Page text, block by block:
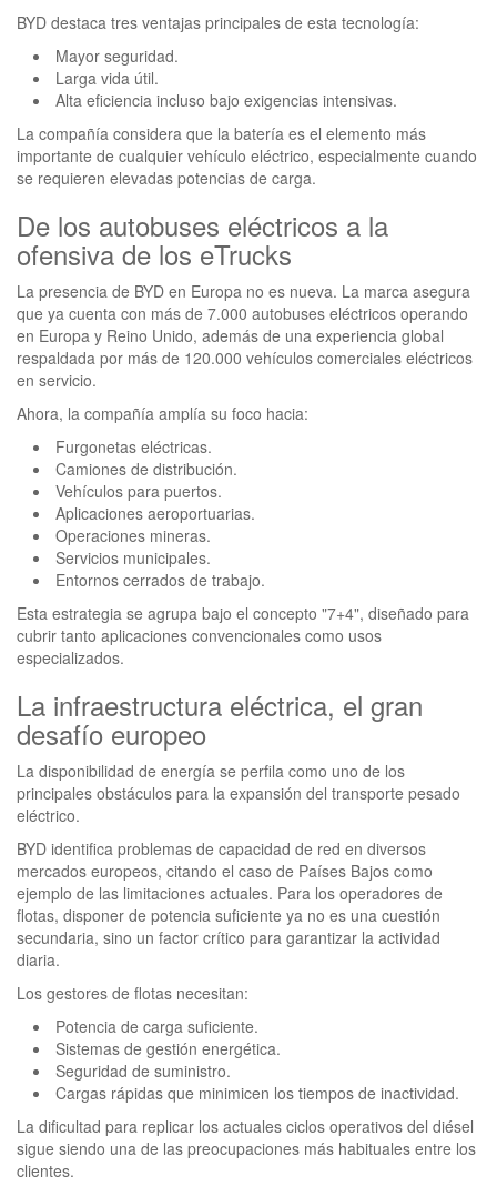
BYD destaca tres ventajas principales de esta tecnología:
Mayor seguridad.
Larga vida útil.
Alta eficiencia incluso bajo exigencias intensivas.
La compañía considera que la batería es el elemento más
importante de cualquier vehículo eléctrico, especialmente cuando
se requieren elevadas potencias de carga.
De los autobuses eléctricos a la
ofensiva de los eTrucks
La presencia de BYD en Europa no es nueva. La marca asegura
que ya cuenta con más de 7.000 autobuses eléctricos operando
en Europa y Reino Unido, además de una experiencia global
respaldada por más de 120.000 vehículos comerciales eléctricos
en servicio.
Ahora, la compañía amplía su foco hacia:
Furgonetas eléctricas.
Camiones de distribución.
Vehículos para puertos.
Aplicaciones aeroportuarias.
Operaciones mineras.
Servicios municipales.
Entornos cerrados de trabajo.
Esta estrategia se agrupa bajo el concepto "7+4", diseñado para
cubrir tanto aplicaciones convencionales como usos
especializados.
La infraestructura eléctrica, el gran
desafío europeo
La disponibilidad de energía se perfila como uno de los
principales obstáculos para la expansión del transporte pesado
eléctrico.
BYD identifica problemas de capacidad de red en diversos
mercados europeos, citando el caso de Países Bajos como
ejemplo de las limitaciones actuales. Para los operadores de
flotas, disponer de potencia suficiente ya no es una cuestión
secundaria, sino un factor crítico para garantizar la actividad
diaria.
Los gestores de flotas necesitan:
Potencia de carga suficiente.
Sistemas de gestión energética.
Seguridad de suministro.
Cargas rápidas que minimicen los tiempos de inactividad.
La dificultad para replicar los actuales ciclos operativos del diésel
sigue siendo una de las preocupaciones más habituales entre los
clientes.